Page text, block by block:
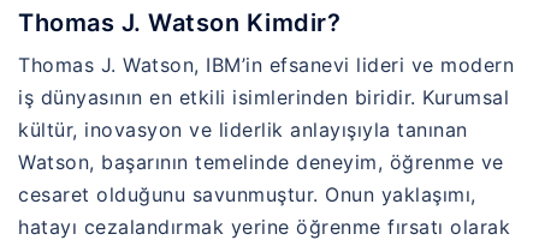
Thomas J. Watson Kimdir?
Thomas J. Watson, IBM’in efsanevi lideri ve modern
iş dünyasının en etkili isimlerinden biridir. Kurumsal
kültür, inovasyon ve liderlik anlayışıyla tanınan
Watson, başarının temelinde deneyim, öğrenme ve
cesaret olduğunu savunmuştur. Onun yaklaşımı,
hatayı cezalandırmak yerine öğrenme fırsatı olarak